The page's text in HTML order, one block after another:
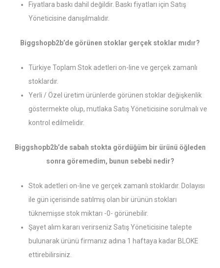
Fiyatlara baskı dahil değildir. Baskı fiyatları için Satış
Yöneticisine danışılmalıdır.
Biggshopb2b’de görünen stoklar gerçek stoklar mıdır?
Türkiye Toplam Stok adetleri on-line ve gerçek zamanlı
stoklardır.
Yerli / Özel üretim ürünlerde görünen stoklar değişkenlik
göstermekte olup, mutlaka Satış Yöneticisine sorulmalı ve
kontrol edilmelidir.
Biggshopb2b’de sabah stokta gördüğüm bir ürünü öğleden
sonra göremedim, bunun sebebi nedir?
Stok adetleri on-line ve gerçek zamanlı stoklardır. Dolayısı
ile gün içerisinde satılmış olan bir ürünün stokları
tüknemişse stok miktarı -0- görünebilir.
Şayet alım kararı verirseniz Satış Yöneticisine talepte
bulunarak ürünü firmanız adına 1 haftaya kadar BLOKE
ettirebilirsiniz.